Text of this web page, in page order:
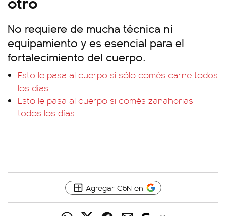
No requiere de mucha técnica ni
equipamiento y es esencial para el
fortalecimiento del cuerpo.
Esto le pasa al cuerpo si sólo comés carne todos
los días
Esto le pasa al cuerpo si comés zanahorias
todos los días
Agregar C5N en